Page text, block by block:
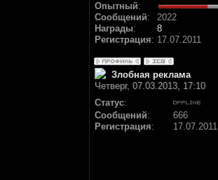
Опытный:
Сообщений:
2022
Награды:
8
Регистрация: 17.07.2011
Злобная реклама
Четверг, 07.03.2013, 17:10
Статус:
Сообщений:
666
Регистрация: 17.07.2011